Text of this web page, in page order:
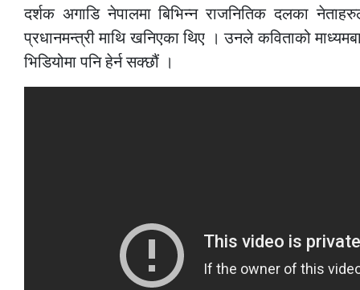
दर्शक अगाडि नेपालमा बिभिन्न राजनितिक दलका
प्रधानमन्त्री माथि खनिएका थिए । उनले कविताको
भिडियोमा पनि हेर्न सक्छौं ।